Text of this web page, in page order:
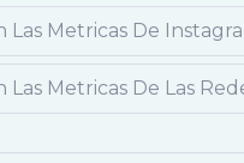
Las Metricas De
Las Metricas De Las